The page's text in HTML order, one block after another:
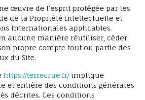
œuvre de l’esprit protégée par les
de la Propriété Intellectuelle et
Internationales applicables.
aucune manière réutiliser, céder
propre compte tout ou partie des
du Site.
https://terrecrue.fr/implique
et entière des conditions générales
décrites. Ces conditions